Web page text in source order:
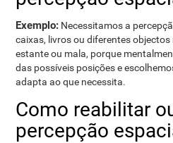
Exemplo: Necessitamos a
caixas, livros ou diferentes
estante ou mala, porque
das possíveis posições e
adapta ao que necessita.
Como reabilitar
percepção